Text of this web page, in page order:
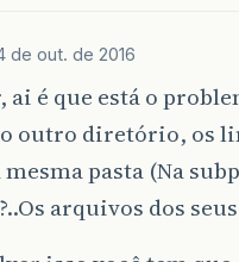
de out. de 2016
ai é que está o
outro diretório, os
mesma pasta (Na
arquivos dos